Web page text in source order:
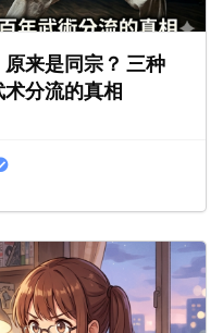
来是同宗？ 三种
术分流的真相